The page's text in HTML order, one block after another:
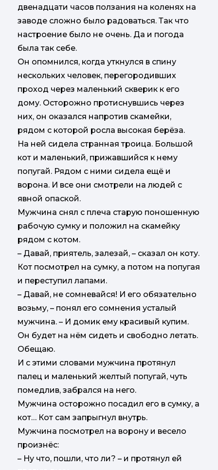
двенадцати часов ползания на коленях на
заводе сложно было радоваться. Так что
настроение было не очень. Да и погода
была так себе.
Он опомнился, когда уткнулся в спину
нескольких человек, перегородивших
проход через маленький скверик к его
дому. Осторожно протиснувшись через
них, он оказался напротив скамейки,
рядом с которой росла высокая берёза.
На ней сидела странная троица. Большой
кот и маленький, прижавшийся к нему
попугай. Рядом с ними сидела ещё и
ворона. И все они смотрели на людей с
явной опаской.
Мужчина снял с плеча старую поношенную
рабочую сумку и положил на скамейку
рядом с котом.
– Давай, приятель, залезай, – сказал он коту.
Кот посмотрел на сумку, а потом на попугая
и переступил лапами.
– Давай, не сомневайся! И его обязательно
возьму, – понял его сомнения усталый
мужчина. – И домик ему красивый купим.
Он будет на нём сидеть и свободно летать.
Обещаю.
И с этими словами мужчина протянул
палец и маленький желтый попугай, чуть
помедлив, забрался на него.
Мужчина осторожно посадил его в сумку, а
кот… Кот сам запрыгнул внутрь.
Мужчина посмотрел на ворону и весело
произнёс:
– Ну что, пошли, что ли? – и протянул ей